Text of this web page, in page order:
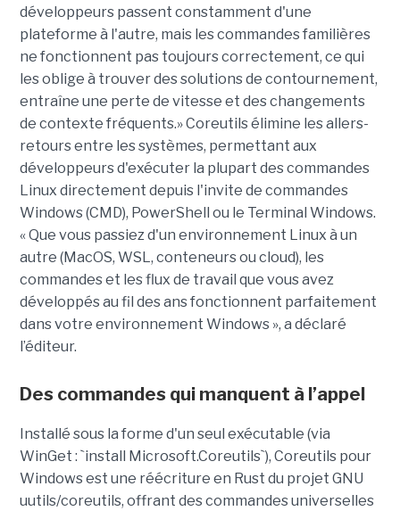
développeurs passent constamment d'une
plateforme à l'autre, mais les commandes familières
ne fonctionnent pas toujours correctement, ce qui
les oblige à trouver des solutions de contournement,
entraîne une perte de vitesse et des changements
de contexte fréquents.» Coreutils élimine les allers-
retours entre les systèmes, permettant aux
développeurs d'exécuter la plupart des commandes
Linux directement depuis l'invite de commandes
Windows (CMD), PowerShell ou le Terminal Windows.
« Que vous passiez d'un environnement Linux à un
autre (MacOS, WSL, conteneurs ou cloud), les
commandes et les flux de travail que vous avez
développés au fil des ans fonctionnent parfaitement
dans votre environnement Windows », a déclaré
l’éditeur.
Des commandes qui manquent à l’appel
Installé sous la forme d'un seul exécutable (via
WinGet : `install Microsoft.Coreutils`), Coreutils pour
Windows est une réécriture en Rust du projet GNU
uutils/coreutils, offrant des commandes universelles